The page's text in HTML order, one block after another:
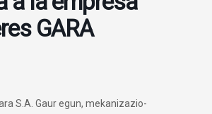
GARA
S.A. Gaur egun, mekanizazio-